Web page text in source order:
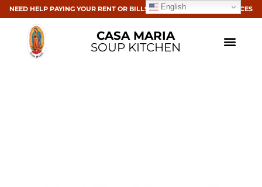
NEED HELP PAYING YOUR RENT OR BILLS? CLICK HERE FOR RESOURCES
CASA MARIA
SOUP KITCHEN
English